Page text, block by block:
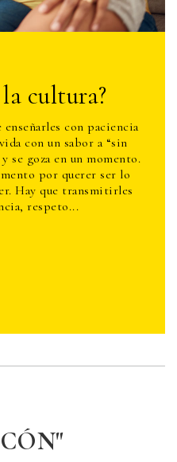
cultura?
con paciencia
con un sabor a “sin
se goza en un momento.
por querer ser lo
Hay que transmitirles
respeto...